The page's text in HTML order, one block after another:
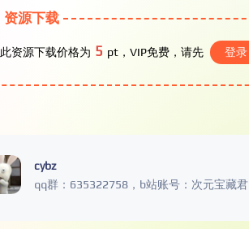
资源下载
此资源下载价格为 5 pt，VIP免费，请先 登录
cybz
qq群：635322758，b站账号：次元宝藏君